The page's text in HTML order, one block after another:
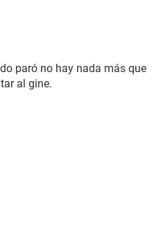
paró no hay nada más que
al gine.